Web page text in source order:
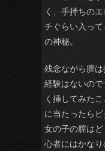
く、手持ちの
チぐらい入っ
の神秘。
残念ながら膣
経験はないの
く挿してみた
に当たったらビ
女の子の膣は
心者にはかなり